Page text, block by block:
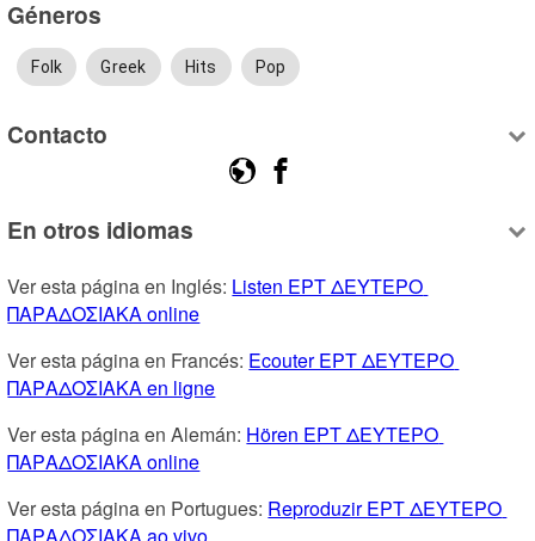
Géneros
Folk Greek Hits Pop
Contacto
En otros idiomas
Ver esta página en Inglés: Listen ΕΡΤ ΔΕΥΤΕΡΟ
ΠΑΡΑΔΟΣΙΑΚΑ online
Ver esta página en Francés: Ecouter ΕΡΤ ΔΕΥΤΕΡΟ
ΠΑΡΑΔΟΣΙΑΚΑ en ligne
Ver esta página en Alemán: Hören ΕΡΤ ΔΕΥΤΕΡΟ
ΠΑΡΑΔΟΣΙΑΚΑ online
Ver esta página en Portugues: Reproduzir ΕΡΤ ΔΕΥΤΕΡΟ
ΠΑΡΑΔΟΣΙΑΚΑ ao vivo